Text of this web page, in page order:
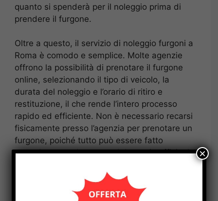
quanto si spenderà per il noleggio prima di
prendere il furgone.
Oltre a questo, il servizio di noleggio furgoni a
Roma è comodo e semplice. Molte agenzie
offrono la possibilità di prenotare il furgone
online, selezionando il tipo di veicolo, la
durata del noleggio e l’orario di ritiro e
restituzione, il che rende l’intero processo
rapido ed efficiente. Non è necessario recarsi
fisicamente presso l’agenzia per prenotare un
furgone, poiché tutto può essere fatto
comodamente da casa o dal proprio ufficio. In
anche la possibilità di ritirare il furgone in orari
flessibili, durante la sera o nel weekend,
×